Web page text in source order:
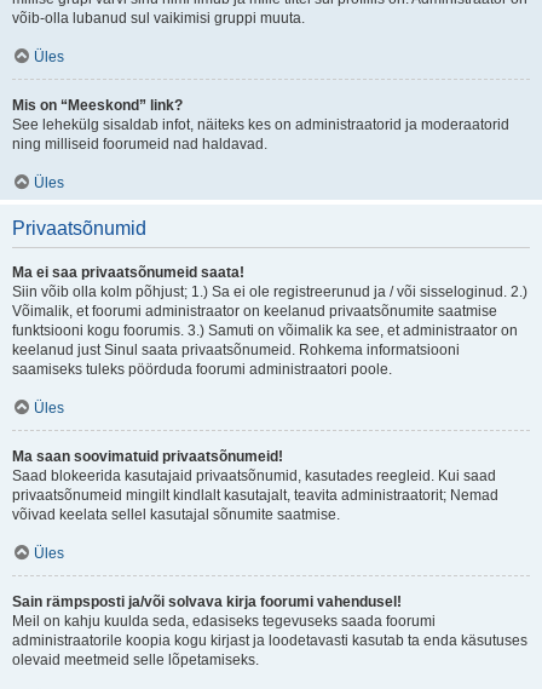
võib-olla lubanud sul vaikimisi gruppi muuta.
Üles
Mis on “Meeskond” link?
See lehekülg sisaldab infot, näiteks kes on administraatorid ja moderaatorid
ning milliseid foorumeid nad haldavad.
Üles
Privaatsõnumid
Ma ei saa privaatsõnumeid saata!
Siin võib olla kolm põhjust; 1.) Sa ei ole registreerunud ja / või sisseloginud. 2.)
Võimalik, et foorumi administraator on keelanud privaatsõnumite saatmise
funktsiooni kogu foorumis. 3.) Samuti on võimalik ka see, et administraator on
keelanud just Sinul saata privaatsõnumeid. Rohkema informatsiooni
saamiseks tuleks pöörduda foorumi administraatori poole.
Üles
Ma saan soovimatuid privaatsõnumeid!
Saad blokeerida kasutajaid privaatsõnumid, kasutades reegleid. Kui saad
privaatsõnumeid mingilt kindlalt kasutajalt, teavita administraatorit; Nemad
võivad keelata sellel kasutajal sõnumite saatmise.
Üles
Sain rämpsposti ja/või solvava kirja foorumi vahendusel!
Meil on kahju kuulda seda, edasiseks tegevuseks saada foorumi
administraatorile koopia kogu kirjast ja loodetavasti kasutab ta enda käsutuses
olevaid meetmeid selle lõpetamiseks.